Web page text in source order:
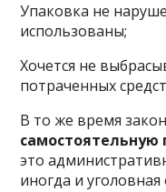
Упаковка не
использованы;
Хочется не
потраченных
В то же время
это
иногда и